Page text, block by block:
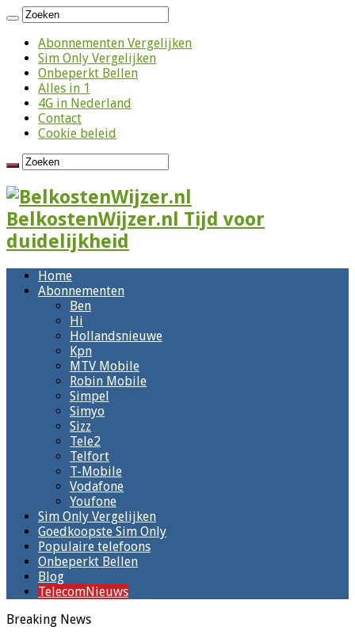
Abonnementen Vergelijken
Sim Only Vergelijken
Onbeperkt Bellen
Alles in 1
4G in Nederland
Contact
Cookie beleid
BelkostenWijzer.nl Tijd voor
duidelijkheid
Home
Abonnementen
Ben
Hi
Hollandsnieuwe
Kpn
MTV Mobile
Robin Mobile
Simpel
Simyo
Sizz
Tele2
Telfort
T-Mobile
Vodafone
Youfone
Sim Only Vergelijken
Goedkoopste Sim Only
Populaire telefoons
Onbeperkt Bellen
Blog
TelecomNieuws
Breaking News